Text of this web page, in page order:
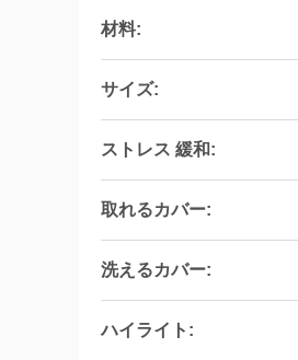
材料:
サイズ:
ストレス 緩和:
取れるカバー:
洗えるカバー:
ハイライト: